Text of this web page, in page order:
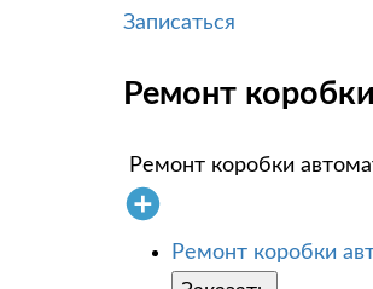
Записаться
Ремонт
Ремонт коробки
Ремонт коробки